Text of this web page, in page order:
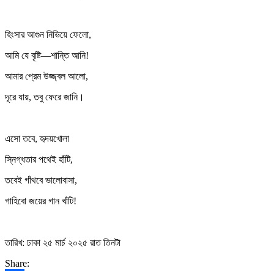
হিংসার আগুন নিভিয়ে ফেলো,
আমি যে বৃষ্টি—শান্তি আনি!
আমার প্রেম উজ্জ্বল আলো,
দূরে যায়, তবু ফেরে জানি।
এসো তবে, হৃদয়খোলা
স্নিগ্ধতার পথেই হাঁটি,
তবেই গাঁথবে ভালোবাসা,
গাহিবো জয়ের গান খাঁটি!
তারিখ: ঢাকা ২৫ মার্চ ২০২৫ রাত তিনটা
Share: